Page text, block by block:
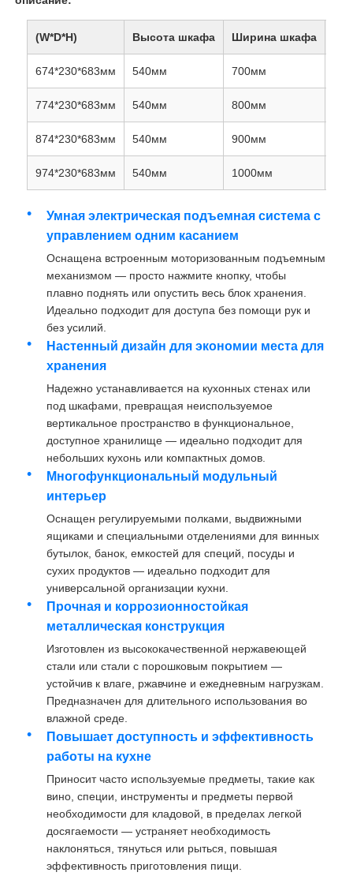
Продукция
О Компании
Наша фабрика
контроль качества
контактные данные
Новости
Все случаи
Отправить запрос
Шарнир двери шкафа
Слайд для бегущего в ящике
раствор для кухонного хранения
Шкаф организация
(W*D*H) Высота шкафа Ширина шкафа
674*230*683мм 540мм 700мм
774*230*683мм 540мм 800мм
874*230*683мм 540мм 900мм
974*230*683мм 540мм 1000мм
Умная электрическая подъемная система с
управлением одним касанием
Оснащена встроенным моторизованным подъемным
механизмом — просто нажмите кнопку, чтобы
плавно поднять или опустить весь блок хранения.
Идеально подходит для доступа без помощи рук и
без усилий.
Настенный дизайн для экономии места для
хранения
Надежно устанавливается на кухонных стенах или
под шкафами, превращая неиспользуемое
вертикальное пространство в функциональное,
доступное хранилище — идеально подходит для
небольших кухонь или компактных домов.
Многофункциональный модульный
интерьер
Оснащен регулируемыми полками, выдвижными
ящиками и специальными отделениями для винных
бутылок, банок, емкостей для специй, посуды и
сухих продуктов — идеально подходит для
универсальной организации кухни.
Прочная и коррозионностойкая
металлическая конструкция
Изготовлен из высококачественной нержавеющей
стали или стали с порошковым покрытием —
устойчив к влаге, ржавчине и ежедневным нагрузкам.
Предназначен для длительного использования во
влажной среде.
Повышает доступность и эффективность
работы на кухне
Приносит часто используемые предметы, такие как
вино, специи, инструменты и предметы первой
необходимости для кладовой, в пределах легкой
досягаемости — устраняет необходимость
наклоняться, тянуться или рыться, повышая
эффективность приготовления пищи.